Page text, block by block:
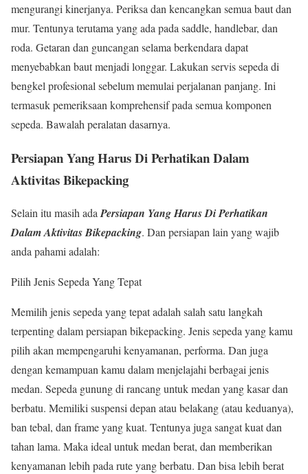
mengurangi kinerjanya. Periksa dan kencangkan semua baut dan
mur. Tentunya terutama yang ada pada saddle, handlebar, dan
roda. Getaran dan guncangan selama berkendara dapat
menyebabkan baut menjadi longgar. Lakukan servis sepeda di
bengkel profesional sebelum memulai perjalanan panjang. Ini
termasuk pemeriksaan komprehensif pada semua komponen
sepeda. Bawalah peralatan dasarnya.
Persiapan Yang Harus Di Perhatikan Dalam
Aktivitas Bikepacking
Selain itu masih adaPersiapan Yang Harus Di Perhatikan
Dalam Aktivitas Bikepacking. Dan persiapan lain yang wajib
anda pahami adalah:
Pilih Jenis Sepeda Yang Tepat
Memilih jenis sepeda yang tepat adalah salah satu langkah
terpenting dalam persiapan bikepacking. Jenis sepeda yang kamu
pilih akan mempengaruhi kenyamanan, performa. Dan juga
dengan kemampuan kamu dalam menjelajahi berbagai jenis
medan. Sepeda gunung di rancang untuk medan yang kasar dan
berbatu. Memiliki suspensi depan atau belakang (atau keduanya),
ban tebal, dan frame yang kuat. Tentunya juga sangat kuat dan
tahan lama. Maka ideal untuk medan berat, dan memberikan
kenyamanan lebih pada rute yang berbatu. Dan bisa lebih berat